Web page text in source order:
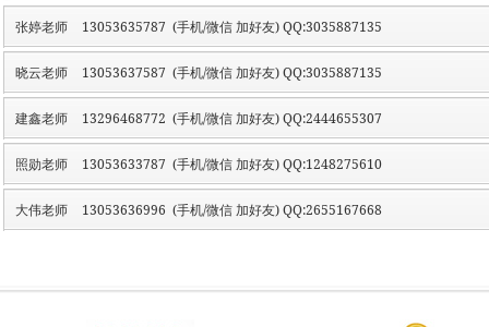
张婷老师 13053635787 (手机/微信 加好友) QQ:3035887135
晓云老师 13053637587 (手机/微信 加好友) QQ:3035887135
建鑫老师 13296468772 (手机/微信 加好友) QQ:2444655307
照勋老师 13053633787 (手机/微信 加好友) QQ:1248275610
大伟老师 13053636996 (手机/微信 加好友) QQ:2655167668